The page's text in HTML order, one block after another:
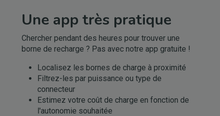
Une app très pratique
Chercher pendant des heures pour trouver une
borne de recharge ? Pas avec notre app gratuite !
Localisez les bornes de charge à proximité
Filtrez-les par puissance ou type de
connecteur
Estimez votre coût de charge en fonction de
l'autonomie souhaitée